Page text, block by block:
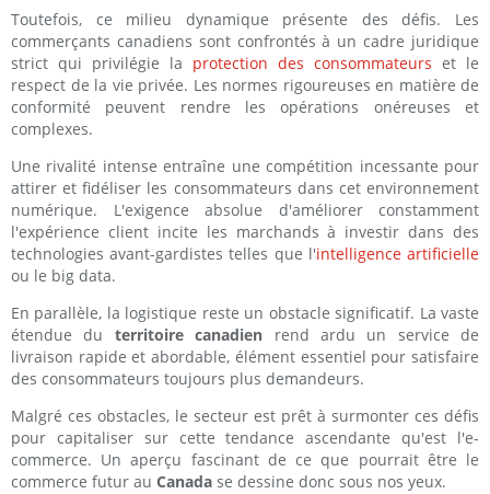
Toutefois, ce milieu dynamique présente des défis. Les
commerçants canadiens sont confrontés à un cadre juridique
strict qui privilégie la protection des consommateurs et le
respect de la vie privée. Les normes rigoureuses en matière de
conformité peuvent rendre les opérations onéreuses et
complexes.
Une rivalité intense entraîne une compétition incessante pour
attirer et fidéliser les consommateurs dans cet environnement
numérique. L'exigence absolue d'améliorer constamment
l'expérience client incite les marchands à investir dans des
technologies avant-gardistes telles que l'intelligence artificielle
ou le big data.
En parallèle, la logistique reste un obstacle significatif. La vaste
étendue du territoire canadien rend ardu un service de
livraison rapide et abordable, élément essentiel pour satisfaire
des consommateurs toujours plus demandeurs.
Malgré ces obstacles, le secteur est prêt à surmonter ces défis
pour capitaliser sur cette tendance ascendante qu'est l'e-
commerce. Un aperçu fascinant de ce que pourrait être le
commerce futur au Canada se dessine donc sous nos yeux.